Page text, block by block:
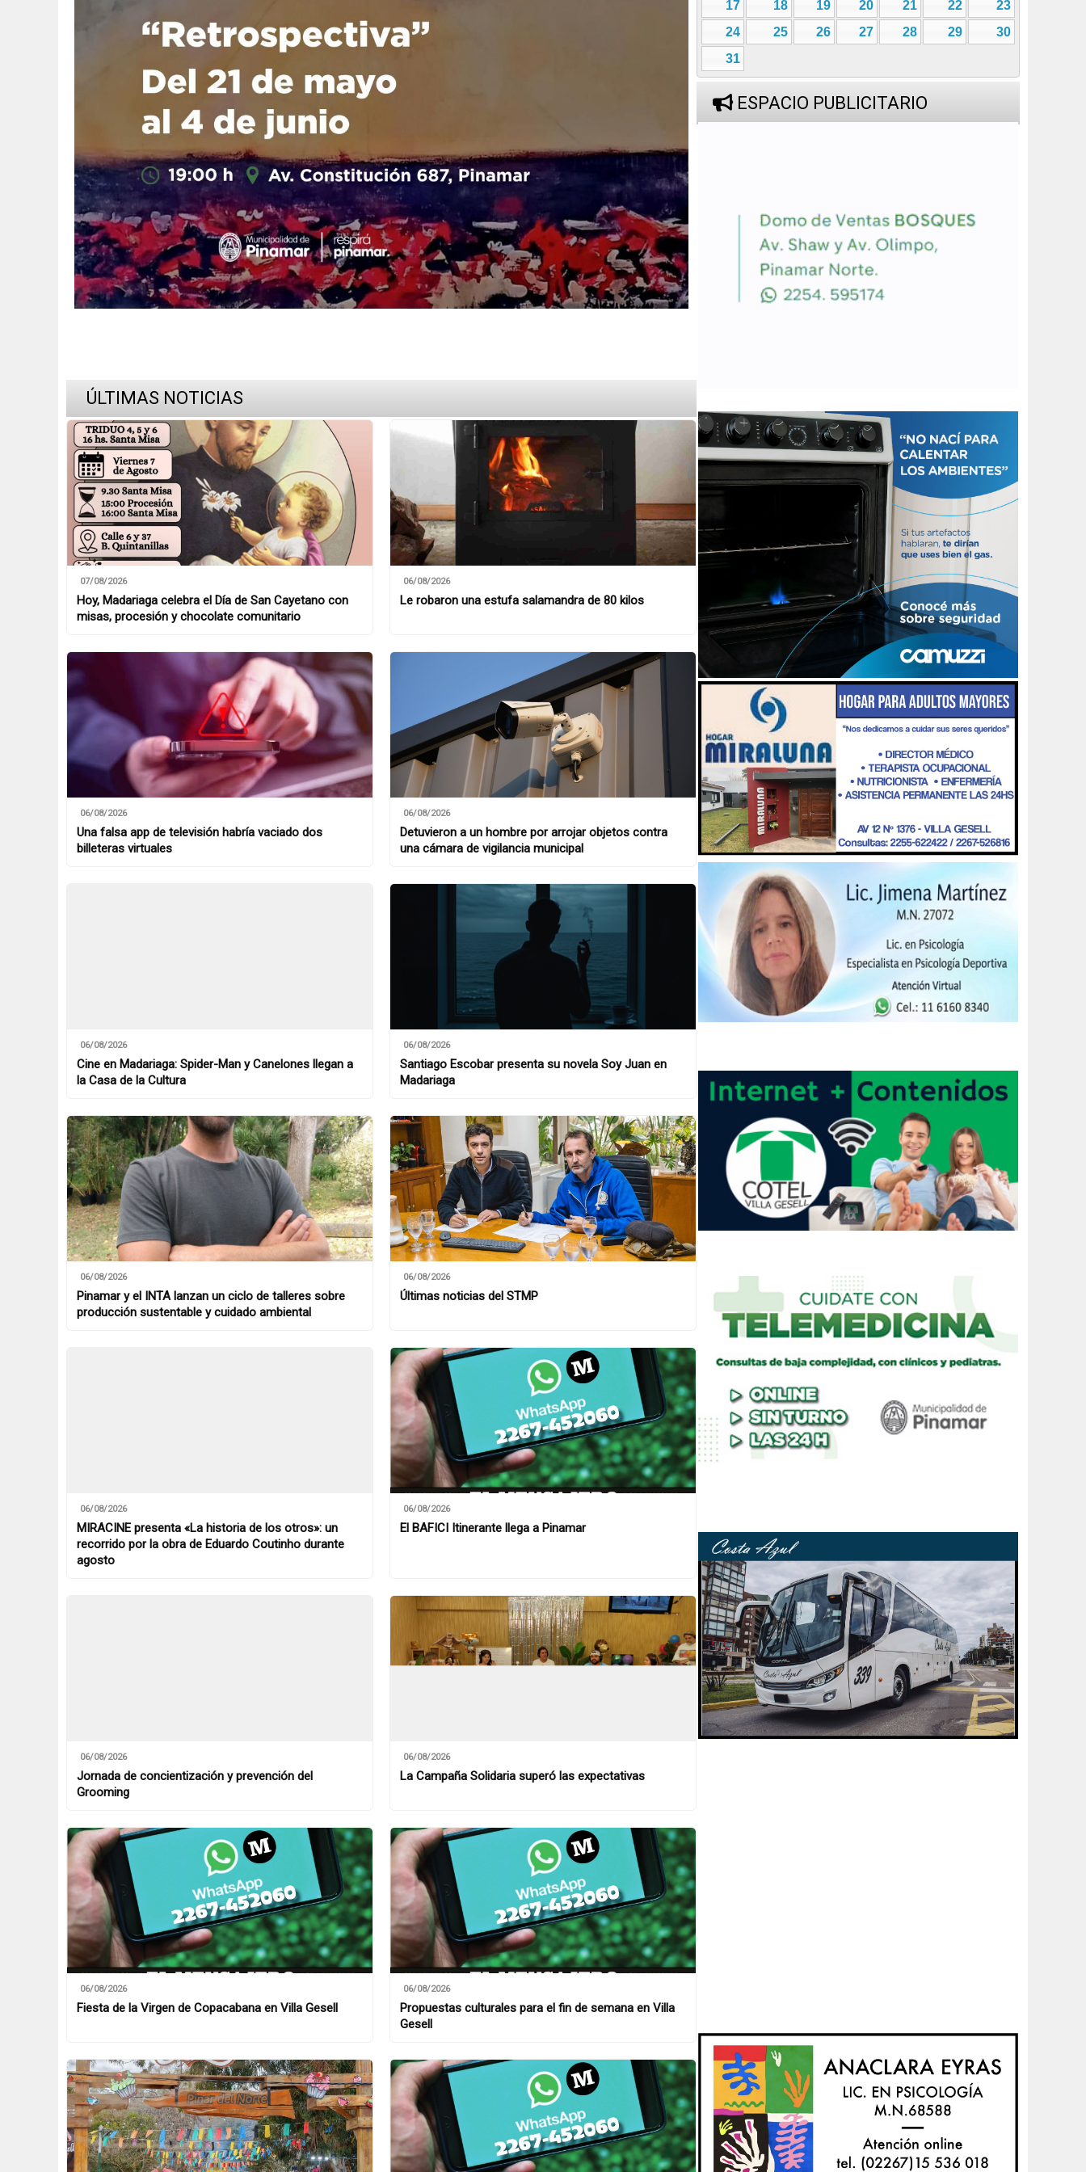
ÚLTIMAS NOTICIAS
07/08/2026
Hoy, Madariaga celebra el Día de San Cayetano con
misas, procesión y chocolate comunitario
06/08/2026
Le robaron una estufa salamandra de 80 kilos
06/08/2026
Una falsa app de televisión habría vaciado dos
billeteras virtuales
06/08/2026
Detuvieron a un hombre por arrojar objetos contra
una cámara de vigilancia municipal
06/08/2026
Cine en Madariaga: Spider-Man y Canelones llegan a
la Casa de la Cultura
06/08/2026
Santiago Escobar presenta su novela Soy Juan en
Madariaga
06/08/2026
Pinamar y el INTA lanzan un ciclo de talleres sobre
producción sustentable y cuidado ambiental
06/08/2026
Últimas noticias del STMP
06/08/2026
MIRACINE presenta «La historia de los otros»: un
recorrido por la obra de Eduardo Coutinho durante
agosto
06/08/2026
El BAFICI Itinerante llega a Pinamar
06/08/2026
Jornada de concientización y prevención del
Grooming
06/08/2026
La Campaña Solidaria superó las expectativas
06/08/2026
Fiesta de la Virgen de Copacabana en Villa Gesell
06/08/2026
Propuestas culturales para el fin de semana en Villa
Gesell
17 18 19 20 21 22
23
24
25 26 27 28 29
30
31
ESPACIO PUBLICITARIO